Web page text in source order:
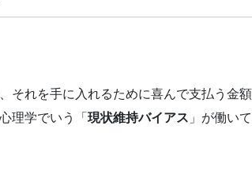
それを手に入れるために喜んで支払う金額
理学でいう「 現状維持バイアス 」が働いて